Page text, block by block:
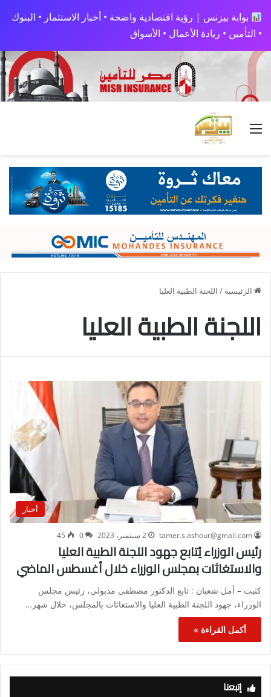
بوابة بيزنس | رؤية اقتصادية واضحة • أخبار الاستثمار • البنوك
• التأمين • ريادة الأعمال • الأسواق
القائمة
الرئيسية / اللجنة الطبية العليا
اللجنة الطبية العليا
أخبار
tamer.s.ashour@gmail.com 2 سبتمبر، 2023 0
45
رئيس الوزراء يُتابع جهود اللجنة الطبية العليا
والاستغاثات بمجلس الوزراء خلال أغسطس الماضي
كتبت – أمل شعبان : تابع الدكتور مصطفى مدبولي، رئيس مجلس
الوزراء، جهود اللجنة الطبية العليا والاستغاثات بالمجلس، خلال شهر…
أكمل القراءة »
إتبعنا